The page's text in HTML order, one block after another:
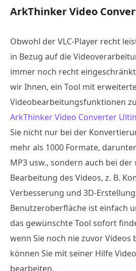
ArkThinker Video
Obwohl der VLC-Player recht
in Bezug auf die
immer noch recht
wir Ihnen, ein Tool mit
Videobearbeitungsfunktionen
ArkThinker Video Converter
Sie nicht nur bei der
mehr als 1000 Formate, darunter
MP3 usw., sondern auch bei der
Bearbeitung des Videos, z. B.
Verbesserung und 3D-
Benutzeroberfläche ist einfach
das gewünschte Tool sofort
wenn Sie noch nie zuvor Videos
können Sie mit seiner Hilfe
bearbeiten.